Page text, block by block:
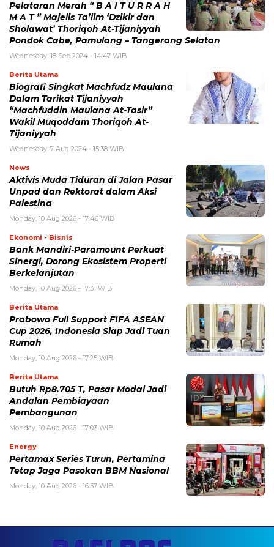
Pelataran Merah “ B A I T U R R A H
M A T ” Majelis Ta’lim ‘Dzikir dan
Sholawat’ Thoriqoh At-Tijaniyyah
Pondok Cabe, Pamulang – Tangerang Selatan
Wednesday, 18 Sep 2024 - 14:47 WIB
Berita Utama
Biografi Singkat Machfudz Maulana
Dalam Tarikat Tijaniyyah
“Machfuddin Maulana At-Tasir”
Wakil Muqoddam Thoriqoh At-
Tijaniyyah
Wednesday, 7 Aug 2024 - 15:38 WIB
News
Aktivis Muda Tiduran di Jalan Pasar
Unpad dan Rektorat dalam Aksi
Palestina
Monday, 10 Aug 2026 - 17:46 WIB
Ekonomi - Bisnis
Bank Mandiri-Paramount Perkuat
Sinergi, Dorong Ekosistem Properti
Berkelanjutan
Monday, 10 Aug 2026 - 17:31 WIB
Berita Utama
Prabowo Full Support FIFA ASEAN
Cup 2026, Indonesia Siap Jadi Tuan
Rumah
Monday, 10 Aug 2026 - 17:25 WIB
Berita Utama
Butuh Rp8.705 T, Pasar Modal Jadi
Andalan Pembiayaan
Pembangunan
Monday, 10 Aug 2026 - 17:03 WIB
Energy
Pertamax Series Turun, Pertamina
Tetap Jaga Pasokan BBM Nasional
Monday, 10 Aug 2026 - 16:57 WIB